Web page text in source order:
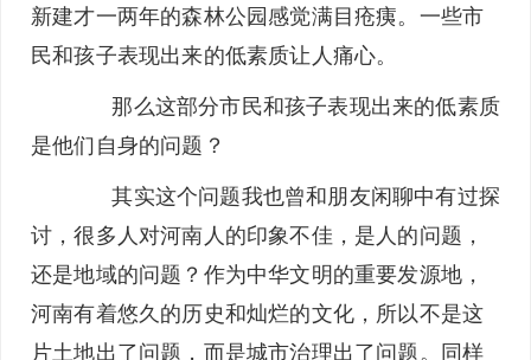
新建才一两年的森林公园感觉满目疮痍。一些市
民和孩子表现出来的低素质让人痛心。
那么这部分市民和孩子表现出来的低素质
是他们自身的问题？
其实这个问题我也曾和朋友闲聊中有过探
讨，很多人对河南人的印象不佳，是人的问题，
还是地域的问题？作为中华文明的重要发源地，
河南有着悠久的历史和灿烂的文化，所以不是这
片土地出了问题，而是城市治理出了问题。同样